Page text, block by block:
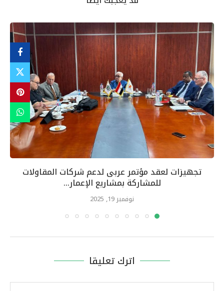
تجهيزات لعقد مؤتمر عربى لدعم شركات المقاولات
للمشاركة بمشاريع الإعمار...
نوفمبر 19, 2025
اترك تعليقا